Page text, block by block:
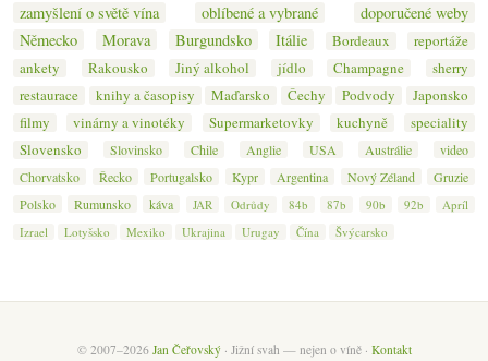
zamyšlení o světě vína
oblíbené a vybrané
doporučené weby
Německo
Morava Burgundsko Itálie Bordeaux
reportáže
ankety
Rakousko Jiný alkohol jídlo Champagne
sherry
restaurace
knihy a časopisy Maďarsko Čechy Podvody
Japonsko
filmy
vinárny a vinotéky Supermarketovky kuchyně
speciality
Slovensko
Slovinsko Chile Anglie USA Austrálie
video
Chorvatsko
Řecko Portugalsko Kypr Argentina Nový Zéland
Gruzie
Polsko
Rumunsko káva JAR Odrůdy 84b 87b 90b 92b
Apríl
Izrael
Lotyšsko Mexiko Ukrajina Urugay Čína Švýcarsko
© 2007–2026 Jan Čeřovský· Jižní svah — nejen o víně · Kontakt